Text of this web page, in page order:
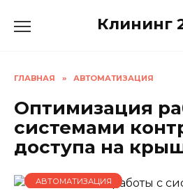
Клининг
ГЛАВНАЯ » АВТОМАТИЗАЦИЯ
Оптимизация
системами
доступа на
АВТОМАТИЗАЦИЯ